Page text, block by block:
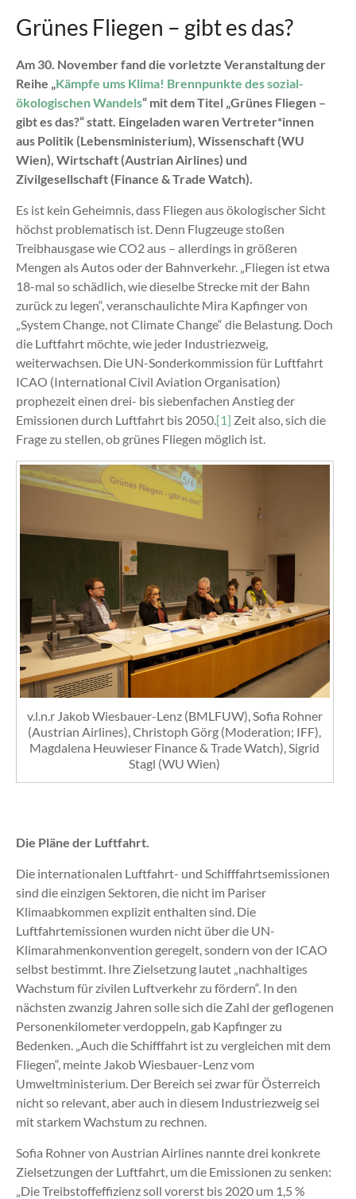
Grünes Fliegen – gibt es das?
Am 30. November fand die vorletzte Veranstaltung der
Reihe „ Kämpfe ums Klima! Brennpunkte des sozial-
ökologischen Wandels“ mit dem Titel „Grünes Fliegen –
gibt es das?“ statt. Eingeladen waren Vertreter*innen
aus Politik (Lebensministerium), Wissenschaft (WU
Wien), Wirtschaft (Austrian Airlines) und
Zivilgesellschaft (Finance & Trade Watch).
Es ist kein Geheimnis, dass Fliegen aus ökologischer Sicht
höchst problematisch ist. Denn Flugzeuge stoßen
Treibhausgase wie CO2 aus – allerdings in größeren
Mengen als Autos oder der Bahnverkehr. „Fliegen ist etwa
18-mal so schädlich, wie dieselbe Strecke mit der Bahn
zurück zu legen“, veranschaulichte Mira Kapfinger von
„System Change, not Climate Change“ die Belastung. Doch
die Luftfahrt möchte, wie jeder Industriezweig,
weiterwachsen. Die UN-Sonderkommission für Luftfahrt
ICAO (International Civil Aviation Organisation)
prophezeit einen drei- bis siebenfachen Anstieg der
Emissionen durch Luftfahrt bis 2050. [1] Zeit also, sich die
Frage zu stellen, ob grünes Fliegen möglich ist.
v.l.n.r Jakob Wiesbauer-Lenz (BMLFUW), Sofia Rohner
(Austrian Airlines), Christoph Görg (Moderation; IFF),
Magdalena Heuwieser Finance & Trade Watch), Sigrid
Stagl (WU Wien)
Die Pläne der Luftfahrt.
Die internationalen Luftfahrt- und Schifffahrtsemissionen
sind die einzigen Sektoren, die nicht im Pariser
Klimaabkommen explizit enthalten sind. Die
Luftfahrtemissionen wurden nicht über die UN-
Klimarahmenkonvention geregelt, sondern von der ICAO
selbst bestimmt. Ihre Zielsetzung lautet „nachhaltiges
Wachstum für zivilen Luftverkehr zu fördern“. In den
nächsten zwanzig Jahren solle sich die Zahl der geflogenen
Personenkilometer verdoppeln, gab Kapfinger zu
Bedenken. „Auch die Schifffahrt ist zu vergleichen mit dem
Fliegen“, meinte Jakob Wiesbauer-Lenz vom
Umweltministerium. Der Bereich sei zwar für Österreich
nicht so relevant, aber auch in diesem Industriezweig sei
mit starkem Wachstum zu rechnen.
Sofia Rohner von Austrian Airlines nannte drei konkrete
Zielsetzungen der Luftfahrt, um die Emissionen zu senken:
„Die Treibstoffeffizienz soll vorerst bis 2020 um 1,5 %